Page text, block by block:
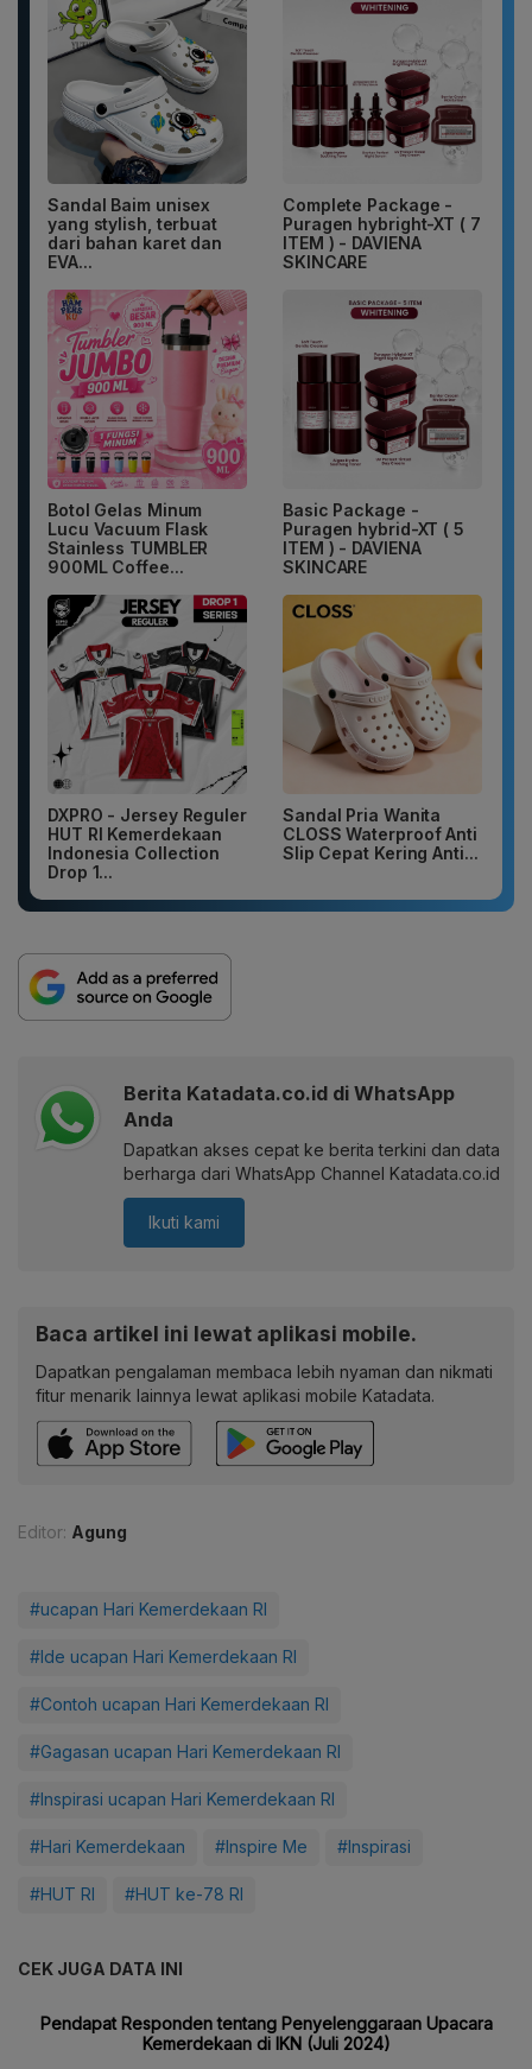
Sandal Baim unisex
yang stylish, terbuat
dari bahan karet dan
EVA...
Complete Package -
Puragen hybright-XT ( 7
ITEM ) - DAVIENA
SKINCARE
Botol Gelas Minum
Lucu Vacuum Flask
Stainless TUMBLER
900ML Coffee...
Basic Package -
Puragen hybrid-XT ( 5
ITEM ) - DAVIENA
SKINCARE
DXPRO - Jersey Reguler
HUT RI Kemerdekaan
Indonesia Collection
Drop 1...
Sandal Pria Wanita
CLOSS Waterproof Anti
Slip Cepat Kering Anti...
Berita Katadata.co.id di WhatsApp
Anda
Dapatkan akses cepat ke berita terkini dan data
berharga dari WhatsApp Channel Katadata.co.id
Ikuti kami
Baca artikel ini lewat aplikasi mobile.
Dapatkan pengalaman membaca lebih nyaman dan nikmati
fitur menarik lainnya lewat aplikasi mobile Katadata.
Editor: Agung
#ucapan Hari Kemerdekaan RI
#Ide ucapan Hari Kemerdekaan RI
#Contoh ucapan Hari Kemerdekaan RI
#Gagasan ucapan Hari Kemerdekaan RI
#Inspirasi ucapan Hari Kemerdekaan RI
#Hari Kemerdekaan #Inspire Me #Inspirasi
#HUT RI #HUT ke-78 RI
CEK JUGA DATA INI